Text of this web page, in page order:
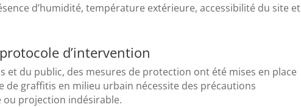
d’humidité, température extérieure, accessibilité du site et
d’intervention
et du public, des mesures de protection ont été mises en place
de graffitis en milieu urbain nécessite des précautions
projection indésirable.